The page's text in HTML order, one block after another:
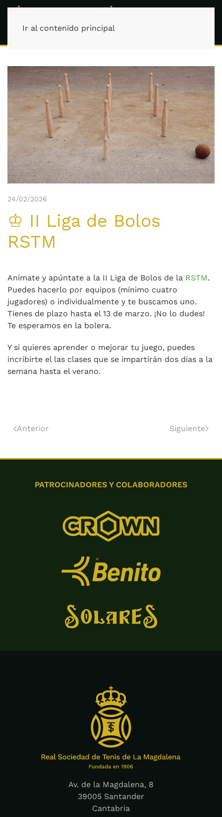
Ir al contenido principal
24/02/2026
♔ II Liga de Bolos
RSTM
Anímate y apúntate a la II Liga de Bolos de la RSTM.
Puedes hacerlo por equipos (mínimo cuatro
jugadores) o individualmente y te buscamos uno.
Tienes de plazo hasta el 13 de marzo. ¡No lo dudes!
Te esperamos en la bolera.
Y si quieres aprender o mejorar tu juego, puedes
incribirte el las clases que se impartirán dos días a la
semana hasta el verano.
Anterior Siguiente
PATROCINADORES Y COLABORADORES
Av. de la Magdalena, 8
39005 Santander
Cantabria